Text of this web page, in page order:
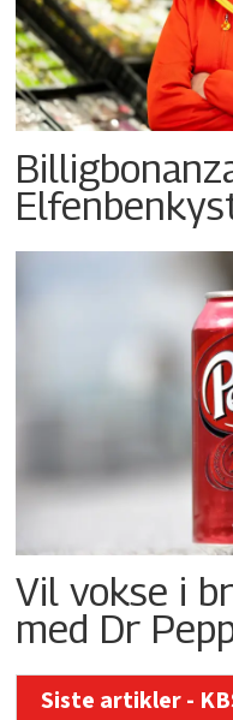
Vil vokse i
med Dr
Siste artikler -